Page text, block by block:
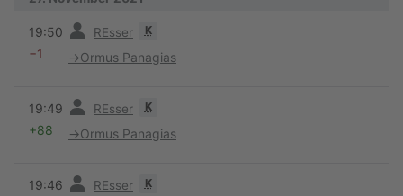
19:50 REsser K
−1 →Ormus Panagias
19:49 REsser K
+88 →Ormus Panagias
19:46 REsser K